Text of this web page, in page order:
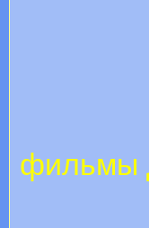
фильмы